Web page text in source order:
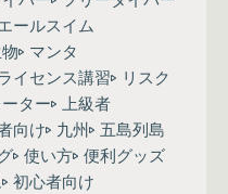
ールスイム
マンタ
イセンス講習
リスク
ター 上級者
向け 九州
五島列島
使い方 便利グッズ
初心者向け